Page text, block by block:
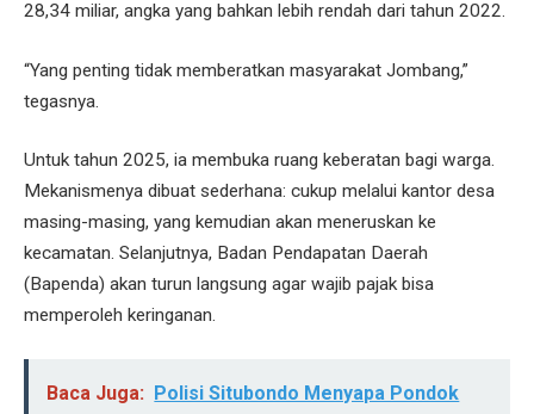
28,34 miliar, angka yang bahkan lebih rendah dari tahun 2022.
“Yang penting tidak memberatkan masyarakat Jombang,”
tegasnya.
Untuk tahun 2025, ia membuka ruang keberatan bagi warga.
Mekanismenya dibuat sederhana: cukup melalui kantor desa
masing-masing, yang kemudian akan meneruskan ke
kecamatan. Selanjutnya, Badan Pendapatan Daerah
(Bapenda) akan turun langsung agar wajib pajak bisa
memperoleh keringanan.
Baca Juga:
Polisi Situbondo Menyapa Pondok